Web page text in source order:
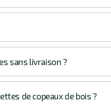
sans livraison ?
de copeaux de bois ?